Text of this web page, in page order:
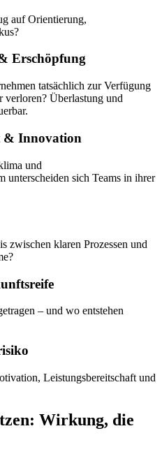
auf Orientierung,
Erschöpfung
tatsächlich zur Verfügung
Überlastung und
& Innovation
und
unterscheiden sich Teams in ihrer
zwischen klaren Prozessen und
– und wo entstehen
Leistungsbereitschaft und
Wirkung, die